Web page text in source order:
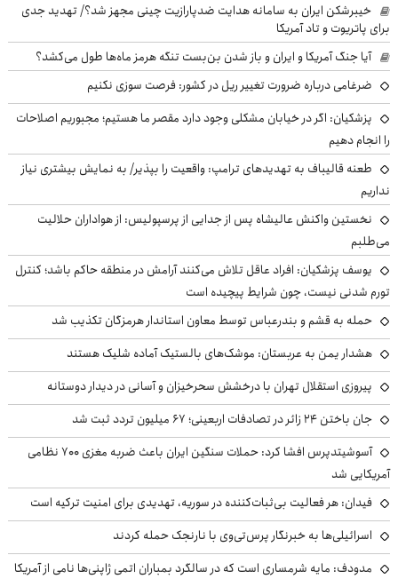
خیبرشکن ایران به سامانه هدایت ضدپارازیت چینی مجهز شد؟/ تهدید جدی
برای پاتریوت و تاد آمریکا
آیا جنگ آمریکا و ایران و باز شدن بن‌بست تنگه هرمز ماه‌ها طول می‌کشد؟
ضرغامی درباره ضرورت تغییر ریل در کشور: فرصت سوزی نکنیم
پزشکیان: اگر در خیابان مشکلی وجود دارد مقصر ما هستیم؛ مجبوریم اصلاحات
را انجام دهیم
طعنه قالیباف به تهدیدهای ترامپ: واقعیت را بپذیر/ به نمایش بیشتری نیاز
نداریم
نخستین واکنش عالیشاه پس از جدایی از پرسپولیس: از هواداران حلالیت
می‌طلبم
یوسف پزشکیان: افراد عاقل تلاش می‌کنند آرامش در منطقه حاکم باشد؛ کنترل
تورم شدنی نیست، چون شرایط پیچیده است
حمله به قشم و بندرعباس توسط معاون استاندار هرمزگان تکذیب شد
هشدار یمن به عربستان: موشک‌های بالستیک آماده شلیک هستند
پیروزی استقلال تهران با درخشش سحرخیزان و آسانی در دیدار دوستانه
جان باختن ۲۴ زائر در تصادفات اربعینی؛ ۶۷ میلیون تردد ثبت شد
آسوشیتدپرس افشا کرد: حملات سنگین ایران باعث ضربه مغزی ۷۰۰ نظامی
آمریکایی شد
فیدان: هر فعالیت بی‌ثبات‌کننده در سوریه، تهدیدی برای امنیت ترکیه است
اسرائیلی‌ها به خبرنگار پرس‌تی‌وی با نارنجک حمله کردند
مدودف: مایه شرمساری است که در سالگرد بمباران اتمی ژاپنی‌ها نامی از آمریکا